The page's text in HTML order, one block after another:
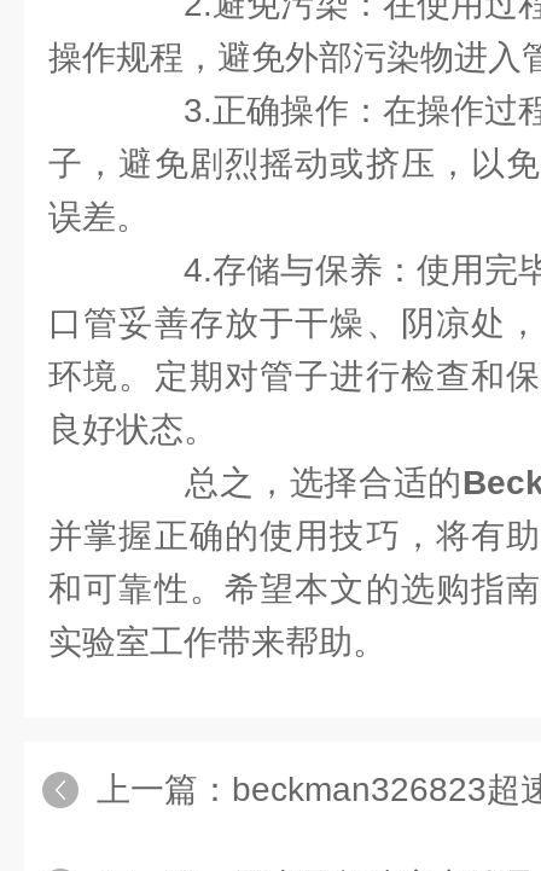
操作规程，避免外部污染物进入
3.正确操作：在操作过
子，避免剧烈摇动或挤压，以
误差。
4.存储与保养：使用完
口管妥善存放于干燥、阴凉处
环境。定期对管子进行检查和
良好状态。
总之，选择合适的
并掌握正确的使用技巧，将有
和可靠性。希望本文的选购指
实验室工作带来帮助。
上一篇： beckman326823超速离心